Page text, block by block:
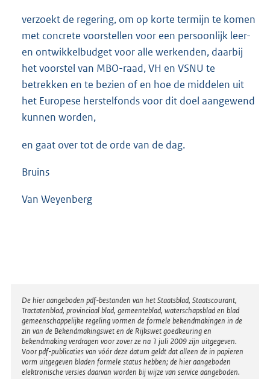
verzoekt de regering, om op korte termijn te komen
met concrete voorstellen voor een persoonlijk leer-
en ontwikkelbudget voor alle werkenden, daarbij
het voorstel van MBO-raad, VH en VSNU te
betrekken en te bezien of en hoe de middelen uit
het Europese herstelfonds voor dit doel aangewend
kunnen worden,
en gaat over tot de orde van de dag.
Bruins
Van Weyenberg
Disclaimer
De hier aangeboden pdf-bestanden van het Staatsblad, Staatscourant,
Tractatenblad, provinciaal blad, gemeenteblad, waterschapsblad en blad
gemeenschappelijke regeling vormen de formele bekendmakingen in de
zin van de Bekendmakingswet en de Rijkswet goedkeuring en
bekendmaking verdragen voor zover ze na 1 juli 2009 zijn uitgegeven.
Voor pdf-publicaties van vóór deze datum geldt dat alleen de in papieren
vorm uitgegeven bladen formele status hebben; de hier aangeboden
elektronische versies daarvan worden bij wijze van service aangeboden.